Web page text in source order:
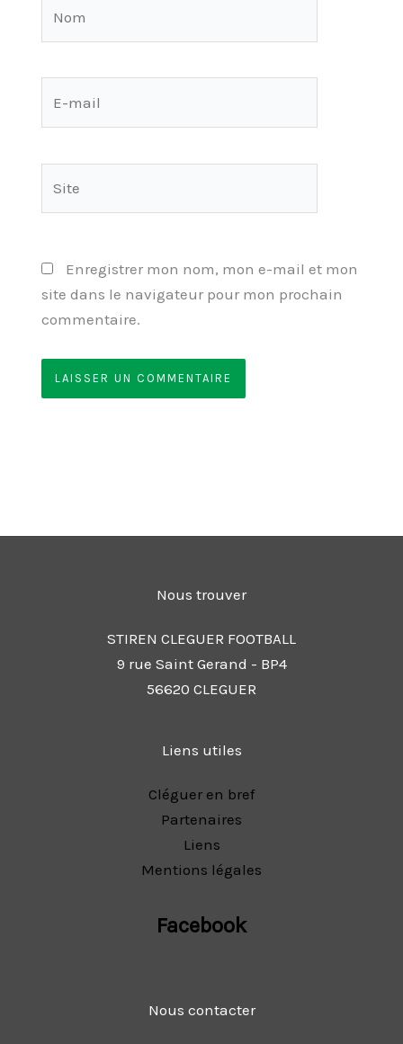
Enregistrer mon nom, mon e-mail et mon
site dans le navigateur pour mon prochain
commentaire.
Nous trouver
STIREN CLEGUER FOOTBALL
9 rue Saint Gerand - BP4
56620 CLEGUER
Liens utiles
Cléguer en bref
Partenaires
Liens
Mentions légales
Facebook
Nous contacter